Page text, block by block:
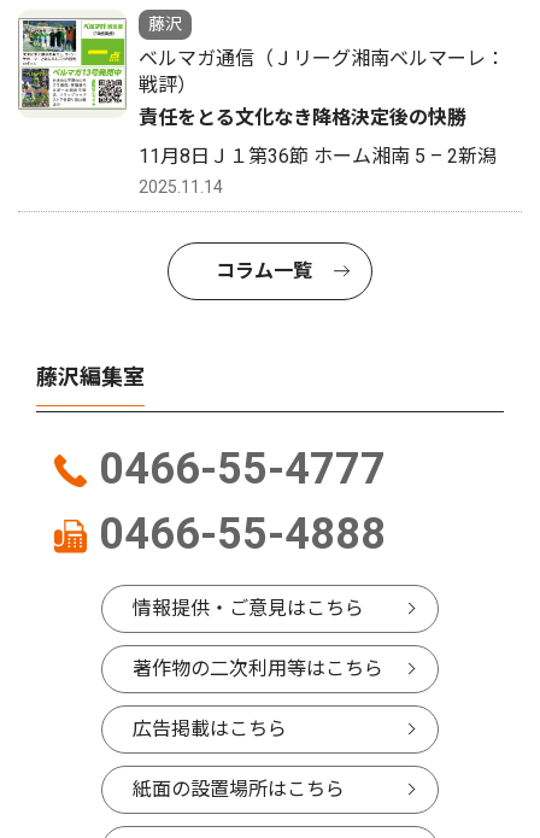
藤沢
ベルマガ通信（Ｊリーグ湘南ベルマーレ：
戦評）
責任をとる文化なき降格決定後の快勝
11月8日Ｊ１第36節 ホーム湘南 5 – 2新潟
2025.11.14
コラム一覧
藤沢編集室
0466-55-4777
0466-55-4888
情報提供・ご意見はこちら
著作物の二次利用等はこちら
広告掲載はこちら
紙面の設置場所はこちら